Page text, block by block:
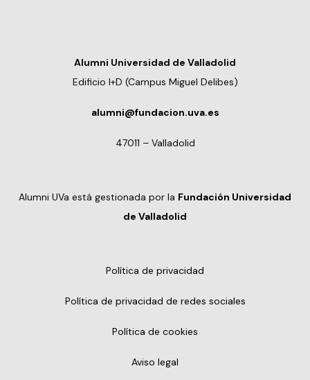
Alumni Universidad de Valladolid
Edificio I+D (Campus Miguel Delibes)
alumni@fundacion.uva.es
47011 – Valladolid
Alumni UVa está gestionada por la Fundación Universidad
de Valladolid
Política de privacidad
Política de privacidad de redes sociales
Política de cookies
Aviso legal